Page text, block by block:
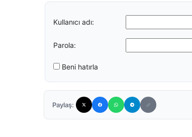
Kullanıcı adı:
Parola:
Beni hatırla
Paylaş: